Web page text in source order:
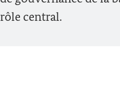
rôle central.